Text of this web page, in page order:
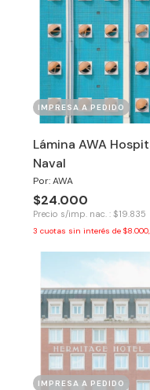
IMPRESA A PEDIDO
Lámina AWA
Naval
Por: AWA
$24.000
Precio s/imp. nac. : $19.835
3 cuotas sin interés de
IMPRESA A PEDIDO